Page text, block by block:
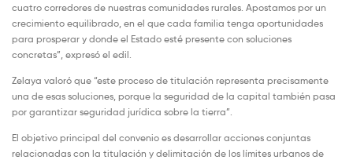
cuatro corredores de nuestras comunidades rurales. Apostamos por un
crecimiento equilibrado, en el que cada familia tenga oportunidades
para prosperar y donde el Estado esté presente con soluciones
concretas”, expresó el edil.
Zelaya valoró que “este proceso de titulación representa precisamente
una de esas soluciones, porque la seguridad de la capital también pasa
por garantizar seguridad jurídica sobre la tierra”.
El objetivo principal del convenio es desarrollar acciones conjuntas
relacionadas con la titulación y delimitación de los límites urbanos de